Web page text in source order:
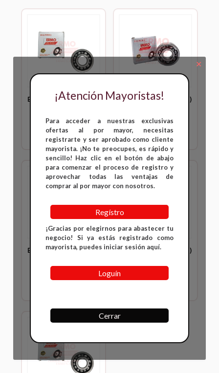
Balineras C3 (Cigüeñal)
Inicia sesión para ver
precios
Balineras C3 (Cigüeñal)
Inicia sesión para ver
precios
Balineras C3 (Cigüeñal)
Balineras C3 (Cigüeñal)
✕
¡Atención Mayoristas!
Para acceder a nuestras exclusivas
ofertas al por mayor, necesitas
registrarte y ser aprobado como cliente
mayorista. ¡No te preocupes, es rápido y
sencillo! Haz clic en el botón de abajo
para comenzar el proceso de registro y
aprovechar todas las ventajas de
comprar al por mayor con nosotros.
Regístro
¡Gracias por elegirnos para abastecer tu
negocio! Si ya estás registrado como
mayorista, puedes iniciar sesión aquí.
Loguín
Cerrar